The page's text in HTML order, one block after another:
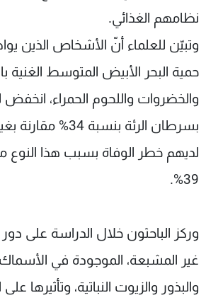
نظامهم الغذائي.
وتبيّن للعلماء أنّ الأشخاص الذين
حمية البحر الأبيض المتوسط الغنية
والخضروات واللحوم الحمراء،
بسرطان الرئة بنسبة
لديهم خطر الوفاة بسبب هذا
39%.
وركز الباحثون خلال الدراسة على
غير المشبعة، الموجودة في
والبذور والزيوت النباتية، وتأثيرها